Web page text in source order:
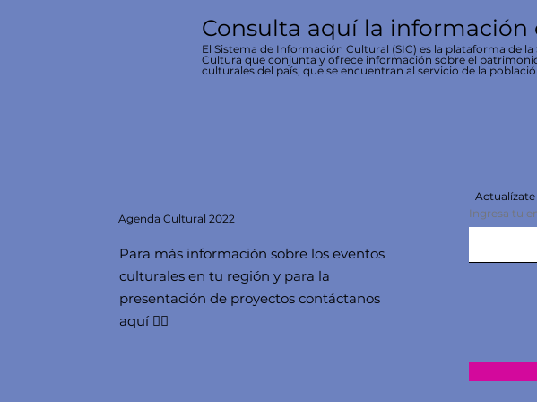
Consulta aquí la información
El Sistema de Información Cultural (SIC) es la plataforma de la
Cultura que conjunta y ofrece información sobre el
culturales del país, que se encuentran al servicio de la
AgendaCultural 2022
Para más información sobre los eventos
culturales en tu región y para la
presentación de proyectos contáctanos
aquí 👇🏻
Ingresa tu